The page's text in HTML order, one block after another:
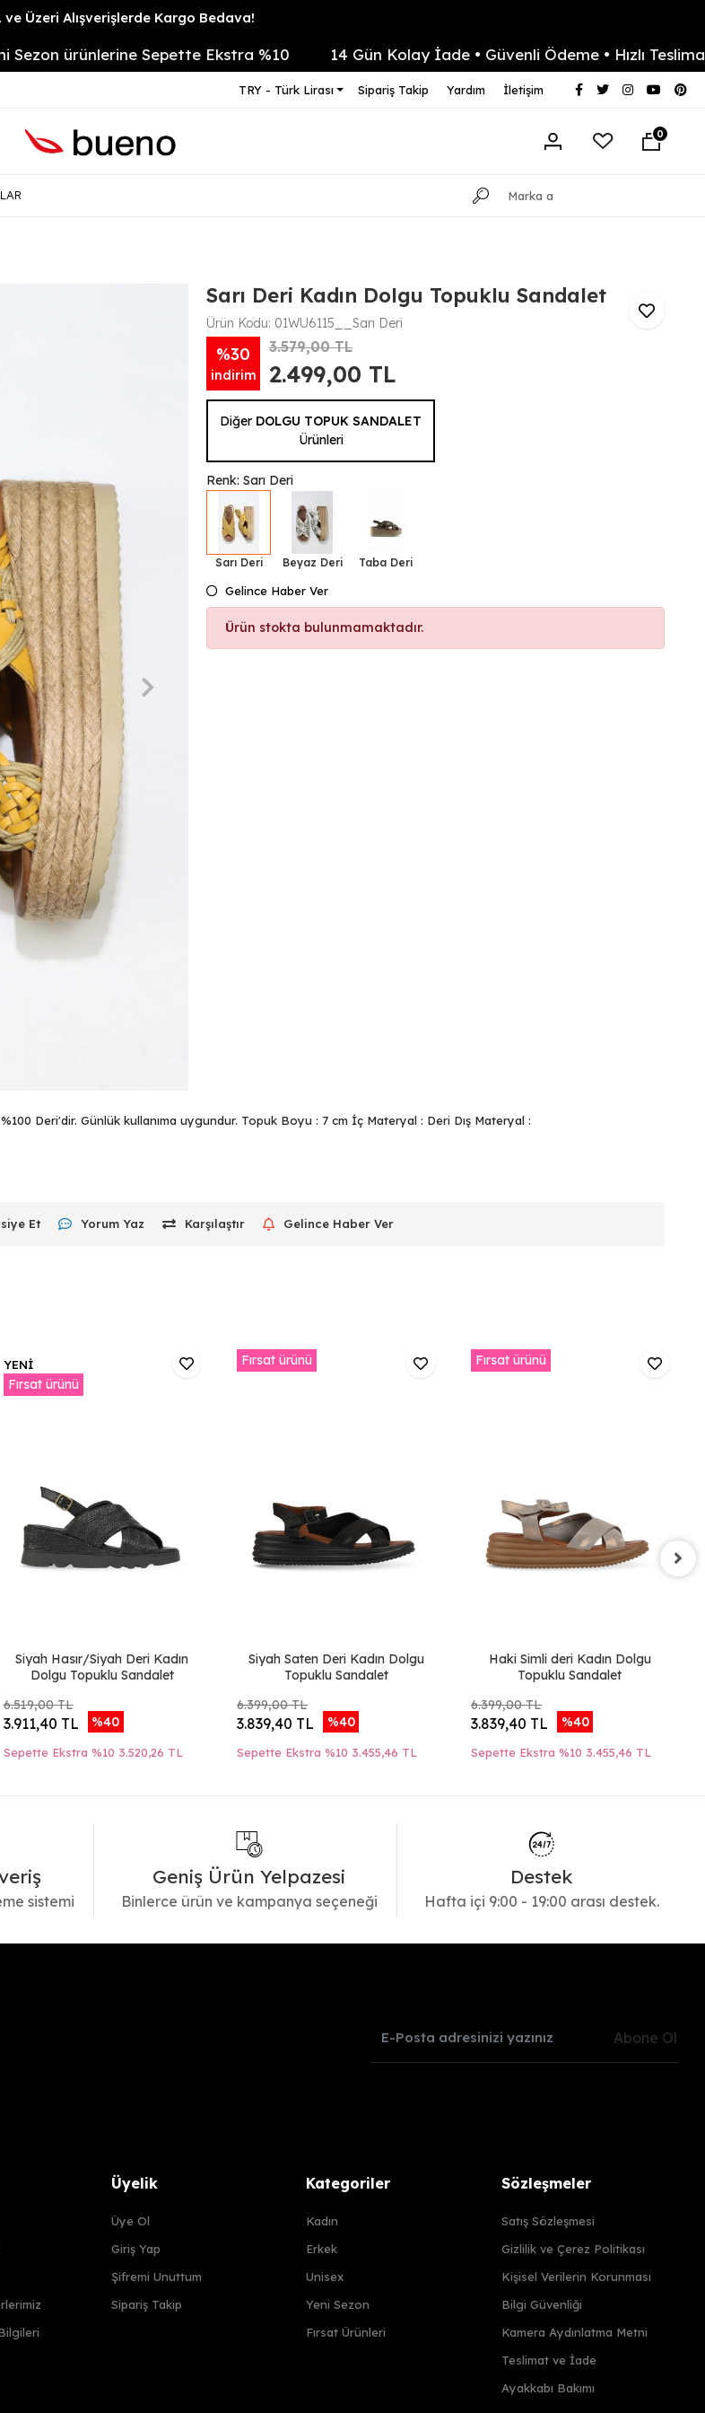
ve Üzeri Alışverişlerde Kargo Bedava!
ürünlerine Sepette Ekstra %10 14 Gün Kolay İade • Güvenli Ödeme • Hızlı Teslimat
TRY - Türk Lirası Sipariş Takip Yardım İletişim
0
Sarı Deri Kadın Dolgu Topuklu Sandalet
Ürün Kodu: 01WU6115__Sarı Deri
%30
indirim
3.579,00 TL
2.499,00 TL
Diğer DOLGU TOPUK SANDALET
Ürünleri
Renk: Sarı Deri
Sarı Deri Beyaz Deri Taba Deri
Gelince Haber Ver
Ürün stokta bulunmamaktadır.
Deri'dir. Günlük kullanıma uygundur. Topuk Boyu : 7 cm İç Materyal : Deri Dış Materyal :
Et Yorum Yaz Karşılaştır Gelince Haber Ver
YENİ
Fırsat ürünü
Siyah Hasır/Siyah Deri Kadın
Dolgu Topuklu Sandalet
6.519,00 TL
3.911,40 TL %40
Sepette Ekstra %10 3.520,26 TL
Fırsat ürünü
Siyah Saten Deri Kadın Dolgu
Topuklu Sandalet
6.399,00 TL
3.839,40 TL %40
Sepette Ekstra %10 3.455,46 TL
Fırsat ürünü
Haki Simli deri Kadın Dolgu
Topuklu Sandalet
6.399,00 TL
3.839,40 TL %40
Sepette Ekstra %10 3.455,46 TL
sistemi
Geniş Ürün Yelpazesi
Binlerce ürün ve kampanya seçeneği
Destek
Hafta içi 9:00 - 19:00 arası destek.
Abone Ol
Üyelik
Üye Ol
Giriş Yap
Şifremi Unuttum
Sipariş Takip
Kategoriler
Kadın
Erkek
Unisex
Yeni Sezon
Fırsat Ürünleri
Sözleşmeler
Satış Sözleşmesi
Gizlilik ve Çerez Politikası
Kişisel Verilerin Korunması
Bilgi Güvenliği
Kamera Aydınlatma Metni
Teslimat ve İade
Ayakkabı Bakımı